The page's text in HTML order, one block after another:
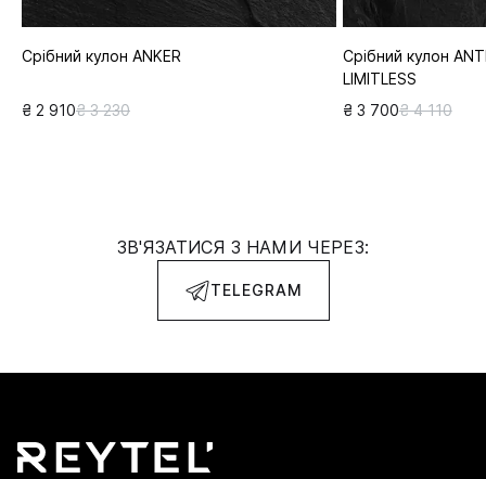
Срібний кулон ANKER
₴ 2 910₴ 3 230
Срібний кулон
LIMITLESS
₴ 3 700₴ 4 110
ЗВ'ЯЗАТИСЯ З НАМИ ЧЕРЕЗ:
TELEGRAM